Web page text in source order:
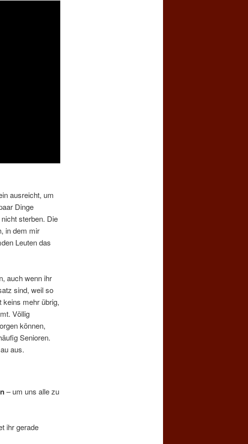
ausreicht, um
Dinge
sterben. Die
in dem mir
Leuten das
auch wenn ihr
sind, weil so
keins mehr übrig,
Völlig
können,
Senioren.
aus.
– um uns alle zu
ihr gerade